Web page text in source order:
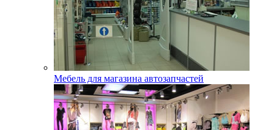
Мебель для магазина автозапчастей